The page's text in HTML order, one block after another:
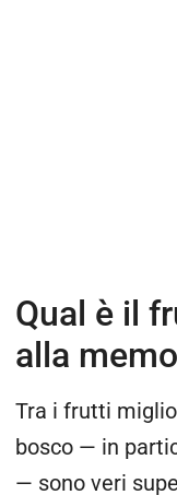
Qual è il
alla
Tra i frutti
bosco — in
— sono veri